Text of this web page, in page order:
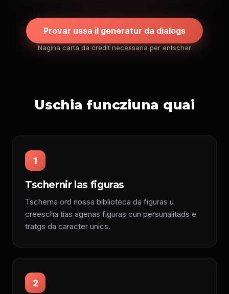
Provar ussa il generatur da dialogs
Nagina carta da credit necessaria per entschar
Uschia funcziuna quai
1
Tschernir las figuras
Tscherna ord nossa biblioteca da figuras u
creescha tias agenas figuras cun persunalitads e
tratgs da caracter unics.
2